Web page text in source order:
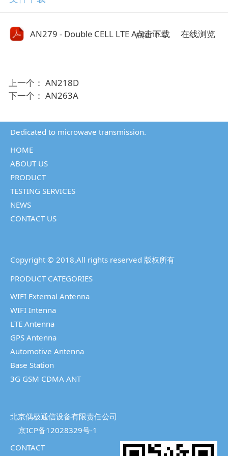
AN279 - Double CELL LTE Antenna.pdf
点击下载 在线浏览
上一个： AN218D
下一个： AN263A
Dedicated to microwave transmission.
HOME
ABOUT US
PRODUCT
TESTING SERVICES
NEWS
CONTACT US
Copyright © 2018,All rights reserved 版权所有
PRODUCT CATEGORIES
WIFI External Antenna
WIFI Intenna
LTE Antenna
GPS Antenna
Automotive Antenna
Base Station
3G GSM CDMA ANT
北京偶极通信设备有限责任公司
京ICP备12028329号-1
CONTACT